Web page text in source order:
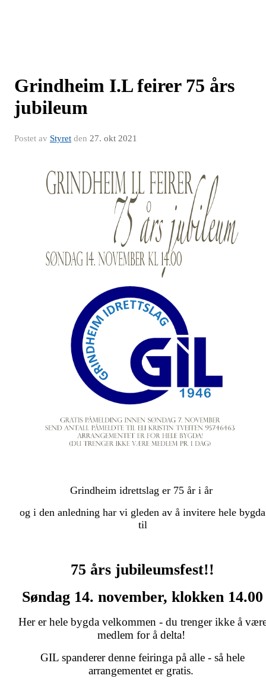
Grindheim I.L feirer 75 års
jubileum
Postet av Styret den 27. okt 2021
Grindheim idrettslag er 75 år i år
og i den anledning har vi gleden av å invitere hele bygda
til
75 års jubileumsfest!!
Søndag 14. november, klokken 14.00
Her er hele bygda velkommen - du trenger ikke å
medlem for å delta!
GIL spanderer denne feiringa på alle - så hele
arrangementet er gratis.